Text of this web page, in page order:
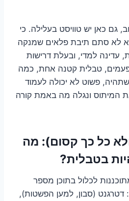
גם כאן יש טוויסט בעלילה. כי
לא סתם תיבת פלאים שמנקה
עדינה למדי, ובעלת דרישות
טבלית קטנה אחת, כמה
פשוט לא יכולה לעמוד
המיתוס ונגלה מה באמת קורה
כל כך קסום): מה
בטבלית?
ה"הכל ב-1" מתוכננות לכלול בתוכן מספר
דטרגנט (סבון, למען הפשטות),